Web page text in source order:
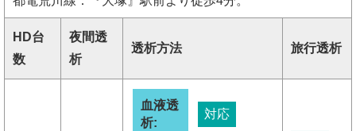
HD台
数
夜間透
析
透析方法 旅行透析
血液透
析:
対応